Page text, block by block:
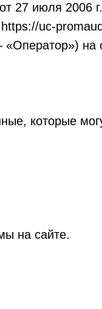
27 июля
uc-
на
которые
на сайте.